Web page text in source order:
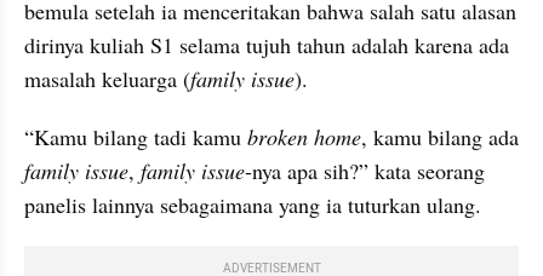
bemula setelah ia menceritakan bahwa salah satu alasan
dirinya kuliah S1 selama tujuh tahun adalah karena ada
masalah keluarga (family issue).
“Kamu bilang tadi kamu broken home
family issue, family issue-nya apa sih?” kata seorang
panelis lainnya sebagaimana yang ia tuturkan ulang.
ADVERTISEMENT